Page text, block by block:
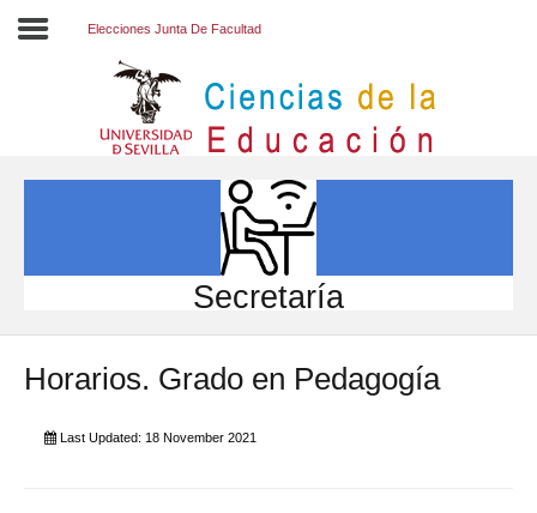
INVESTIGACIÓN
INTERNACIONAL
Directorio FCCE
Elecciones Junta De Facultad
Secretaría
Horarios. Grado en Pedagogía
Last Updated: 18 November 2021